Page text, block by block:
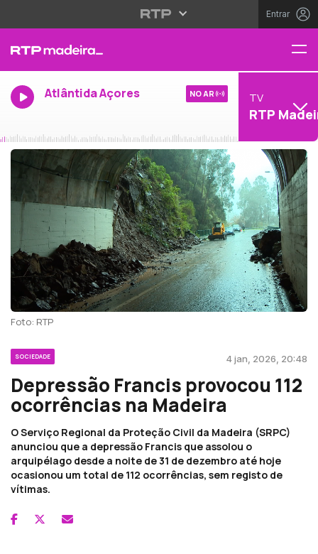
Entrar
Atlântida Açores NO AR TV
RTP
Foto: RTP
SOCIEDADE 4 jan, 2026, 20:48
Depressão Francis provocou 112
ocorrências na Madeira
O Serviço Regional da Proteção Civil da Madeira (SRPC)
anunciou que a depressão Francis que assolou o
arquipélago desde a noite de 31 de dezembro até hoje
ocasionou um total de 112 ocorrências, sem registo de
vítimas.